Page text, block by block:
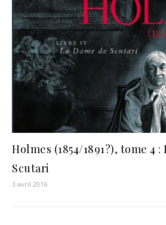
Holmes (1854/1891?), tome 4 :
Scutari
3 avril 2016